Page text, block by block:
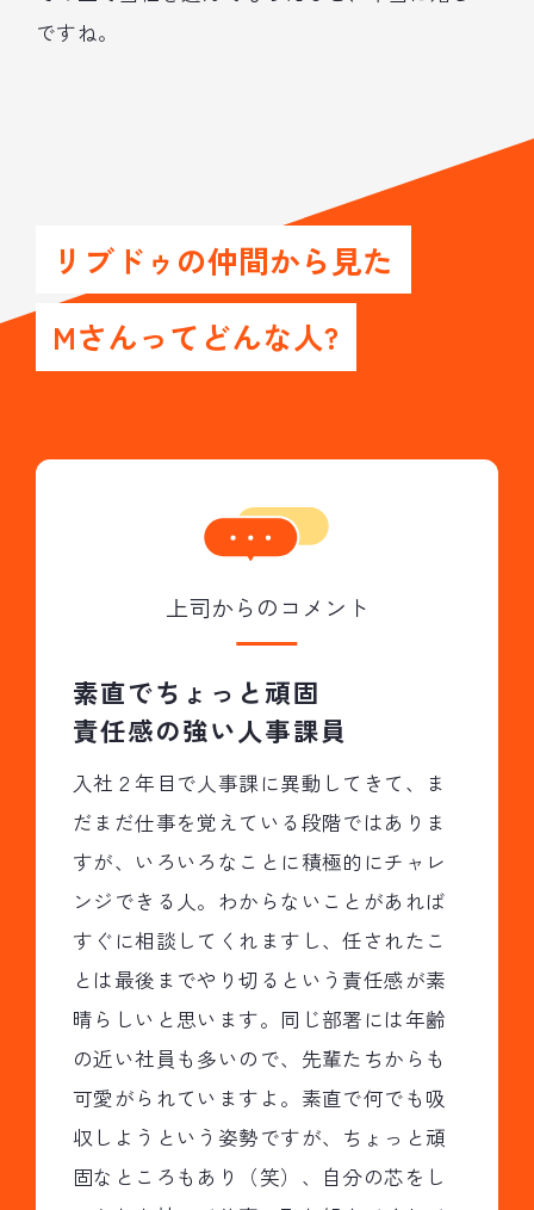
ですね。
リブドゥの仲間から見た
Mさんってどんな人?
上司からのコメント
素直でちょっと頑固
責任感の強い人事課員
入社２年目で人事課に異動してきて、ま
だまだ仕事を覚えている段階ではありま
すが、いろいろなことに積極的にチャレ
ンジできる人。わからないことがあれば
すぐに相談してくれますし、任されたこ
とは最後までやり切るという責任感が素
晴らしいと思います。同じ部署には年齢
の近い社員も多いので、先輩たちからも
可愛がられていますよ。素直で何でも吸
収しようという姿勢ですが、ちょっと頑
固なところもあり（笑）、自分の芯をし